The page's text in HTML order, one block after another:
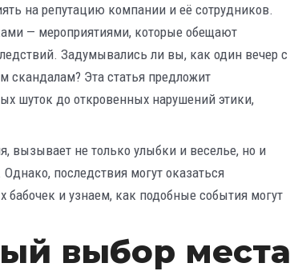
на репутацию компании и её сотрудников.
— мероприятиями, которые обещают
Задумывались ли вы, как один вечер с
Эта статья предложит
шуток до откровенных нарушений этики,
вызывает не только улыбки и веселье, но и
последствия могут оказаться
и узнаем, как подобные события могут
выбор места